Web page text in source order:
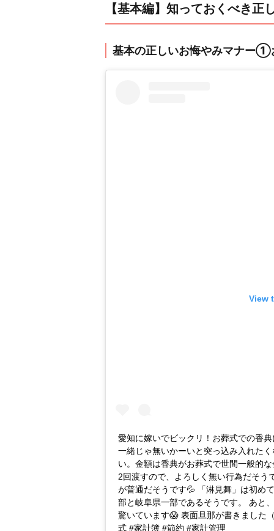
【基本編】知っておくべき
基本の正しいお悔やみマナー①
View
愛知に嫁いでビックリ！お葬式での香
一緒じゃ無いかーいと突っ込み入れた
い。金額は香典がお葬式で世間一般的
2回渡すので、よろしく無い行為だそう
が普通だそうです💦 「淋見舞」は初め
部と岐阜県一部であるそうです。 あと
驚いています😱 表面旦那が書きました
式 #家計簿 #節約 #家計管理